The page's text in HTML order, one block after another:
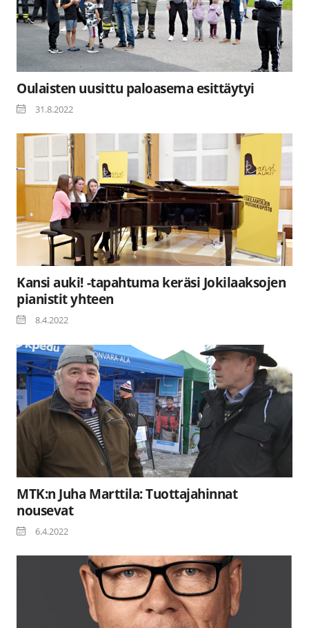
Oulaisten uusittu paloasema esittäytyi
31.8.2022
Kansi auki! -tapahtuma keräsi Jokilaaksojen
pianistit yhteen
8.4.2022
MTK:n Juha Marttila: Tuottajahinnat
nousevat
6.4.2022